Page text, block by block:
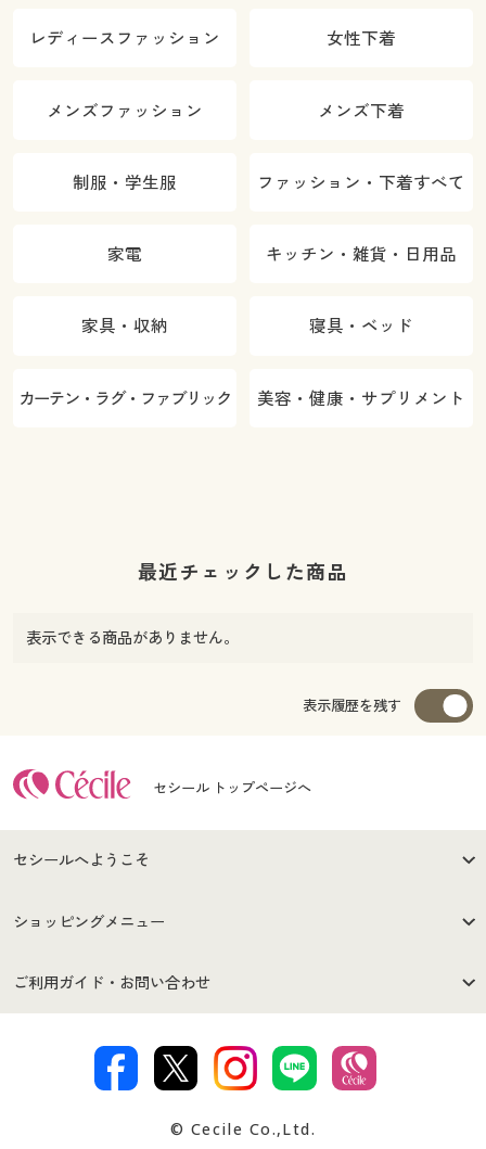
レディースファッション 女性下着
メンズファッション メンズ下着
制服・学生服 ファッション・下着すべて
家電 キッチン・雑貨・日用品
家具・収納 寝具・ベッド
カーテン・ラグ・ファブリック 美容・健康・サプリメント
最近チェックした商品
表示できる商品がありません。
表示履歴を残す
セシール トップページへ
セシールへようこそ
はじめての方へ
セシールご利用規約
著作権・商標について 会社案内
ショッピングメニュー
商品カテゴリ
ご利用ガイド・お問い合わせ
交換・返品は お支払は
© Cecile Co.,Ltd.